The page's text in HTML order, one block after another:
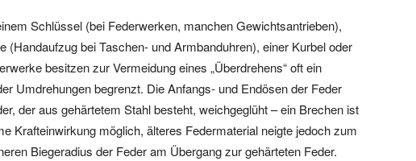
Schlüssel (bei Federwerken, manchen Gewichtsantrieben),
(Handaufzug bei Taschen- und Armbanduhren), einer Kurbel oder
besitzen zur Vermeidung eines „Überdrehens“ oft ein
Umdrehungen begrenzt. Die Anfangs- und Endösen der Feder
der aus gehärtetem Stahl besteht, weichgeglüht – ein Brechen ist
Krafteinwirkung möglich, älteres Federmaterial neigte jedoch zum
Biegeradius der Feder am Übergang zur gehärteten Feder.